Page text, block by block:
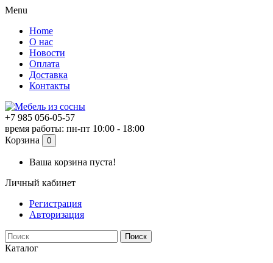
Menu
Home
О нас
Новости
Оплата
Доставка
Контакты
+7 985 056-05-57
время работы: пн-пт 10:00 - 18:00
Корзина
0
Ваша корзина пуста!
Личный кабинет
Регистрация
Авторизация
Поиск
Каталог